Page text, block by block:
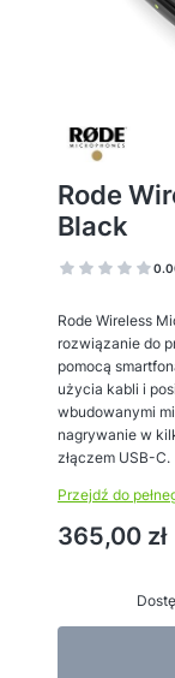
Rode
Black
Rode Wireless
rozwiązanie do
pomocą
użycia kabli i
wbudowanymi
nagrywanie w
złączem USB-C.
Przejdź do
Cena
365,00 zł